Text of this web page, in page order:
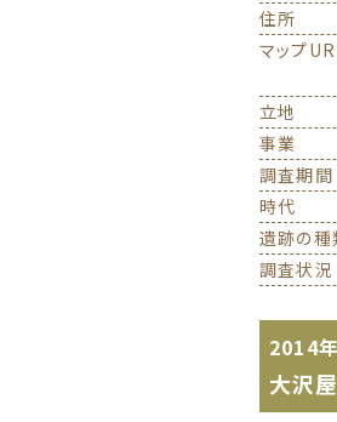
住所
マップ
立地
事業
調査期間
時代
遺跡の種
調査状況
2014
大沢